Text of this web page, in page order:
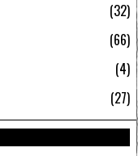
32
66
4
27